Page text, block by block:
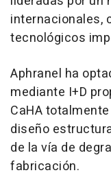
internacionales,
tecnológicos
Aphranel ha
mediante I+D
CaHA
diseño
de la vía de
fabricación.